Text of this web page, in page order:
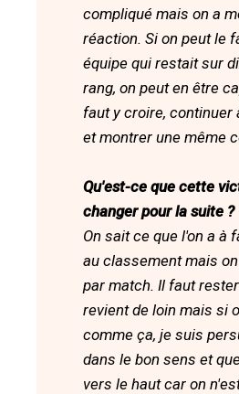
compliqué mais on a
réaction. Si on peut le
équipe qui restait sur
rang, on peut en être
faut y croire, continuer
et montrer une même
Qu'est-ce que cette
changer pour la suite ?
On sait ce que l'on a à
au classement mais
par match. Il faut
revient de loin mais si
comme ça, je suis
dans le bon sens et
vers le haut car on